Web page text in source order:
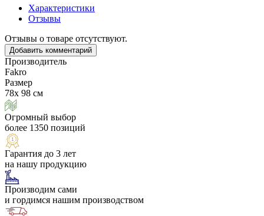
Характеристики
Отзывы
Отзывы о товаре отсутствуют.
Добавить комментарий
Производитель
Fakro
Размер
78х 98 см
Огромный выбор
более 1350 позиций
Гарантия до 3 лет
на нашу продукцию
Производим сами
и гордимся нашим производством